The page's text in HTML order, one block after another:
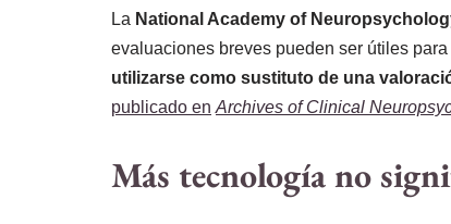
La National Academy of
evaluaciones breves pueden ser útiles
utilizarse como sustituto de una
publicado en Archives of Clinical
Más tecnología no